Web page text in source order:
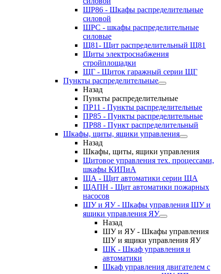
ШР86 - Шкафы распределительные
силовой
ШРС - шкафы распределительные
силовые
Щ81- Щит распределительный Щ81
Щиты электроснабжения
стройплощадки
ЩГ - Щиток гаражный серии ЩГ
Пункты распределительные
Назад
Пункты распределительные
ПР11 - Пункты распределительные
ПР85 - Пункты распределительные
ПР88 - Пункт распределительный
Шкафы, щиты, ящики управления
Назад
Шкафы, щиты, ящики управления
Щитовое управления тех. процессами,
шкафы КИПиА
ЩА - Щит автоматики серии ЩА
ЩАПН - Щит автоматики пожарных
насосов
ШУ и ЯУ - Шкафы управления ШУ и
ящики управления ЯУ
Назад
ШУ и ЯУ - Шкафы управления
ШУ и ящики управления ЯУ
ШК - Шкаф управления и
автоматики
Шкаф управления двигателем с